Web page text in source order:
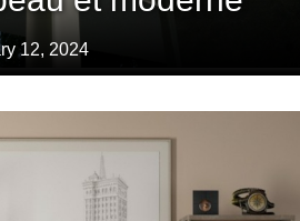
12, 2024